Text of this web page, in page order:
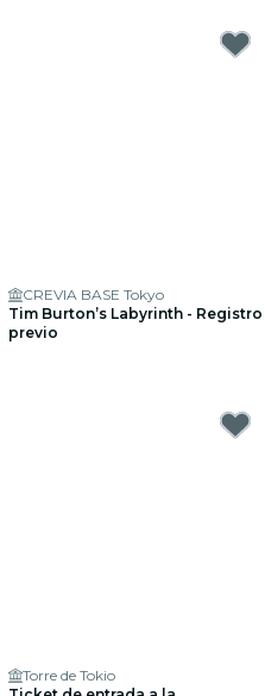
CREVIA BASE Tokyo
Tim Burton’s Labyrinth - Registro
previo
Torre de Tokio